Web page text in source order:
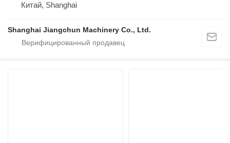
Китай, Shanghai
Shanghai Jiangchun Machinery Co., Ltd.